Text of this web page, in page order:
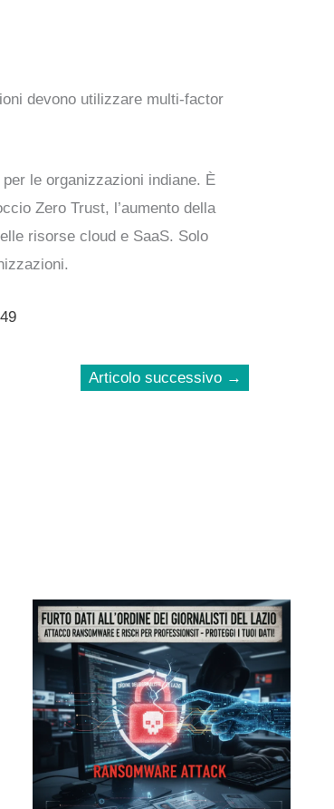
devono utilizzare multi-factor
le organizzazioni indiane. È
Zero Trust, l’aumento della
risorse cloud e SaaS. Solo
Articolo successivo →